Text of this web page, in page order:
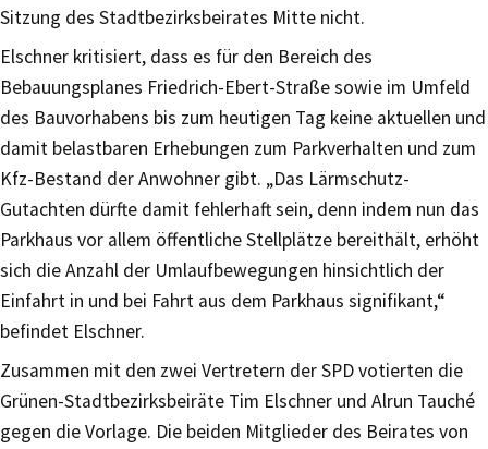
Sitzung des Stadtbezirksbeirates Mitte nicht.
Elschner kritisiert, dass es für den Bereich des
Bebauungsplanes Friedrich-Ebert-Straße sowie im Umfeld
des Bauvorhabens bis zum heutigen Tag keine aktuellen und
damit belastbaren Erhebungen zum Parkverhalten und zum
Kfz-Bestand der Anwohner gibt. „Das Lärmschutz-
Gutachten dürfte damit fehlerhaft sein, denn indem nun das
Parkhaus vor allem öffentliche Stellplätze bereithält, erhöht
sich die Anzahl der Umlaufbewegungen hinsichtlich der
Einfahrt in und bei Fahrt aus dem Parkhaus signifikant,“
befindet Elschner.
Zusammen mit den zwei Vertretern der SPD votierten die
Grünen-Stadtbezirksbeiräte Tim Elschner und Alrun Tauché
gegen die Vorlage. Die beiden Mitglieder des Beirates von